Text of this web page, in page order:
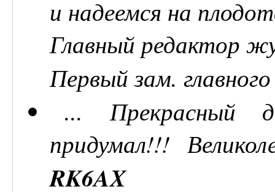
и надеемся на
Главный редактор
Первый зам.
... Прекрасный
придумал!!!
RK6AX